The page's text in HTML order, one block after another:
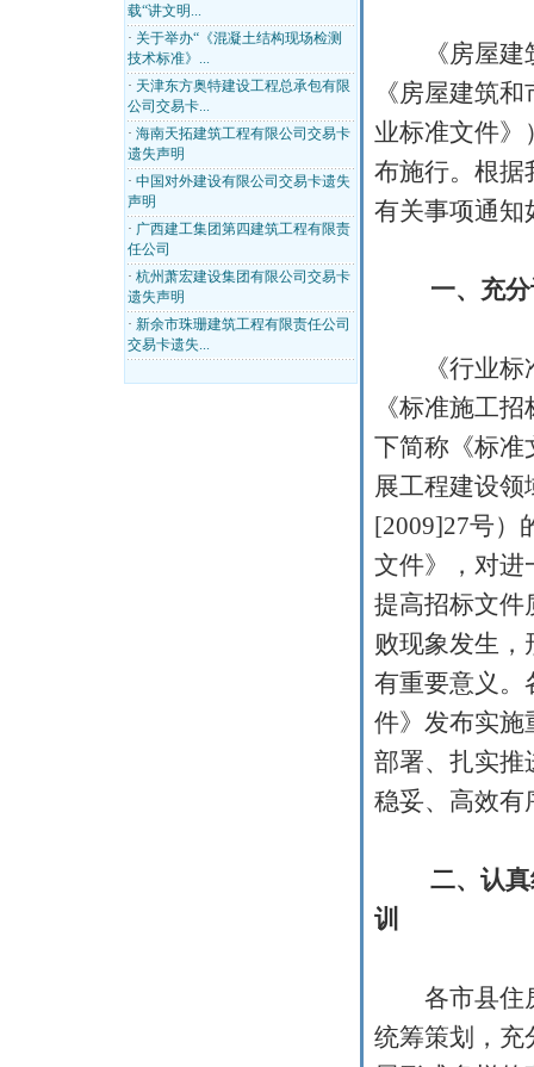
载“讲文明...
· 关于举办“《混凝土结构现场检测
技术标准》...
· 天津东方奥特建设工程总承包有限
公司交易卡...
· 海南天拓建筑工程有限公司交易卡
遗失声明
· 中国对外建设有限公司交易卡遗失
声明
· 广西建工集团第四建筑工程有限责
任公司
· 杭州萧宏建设集团有限公司交易卡
遗失声明
· 新余市珠珊建筑工程有限责任公司
交易卡遗失...
《房屋建筑
《房屋建筑
业标准文件
布施行。根据
有关事项通知
一、充分
《行业标准
《标准施工
下简称《标准
展工程建设
[2009]27号）
文件》，对进
提高招标文件
败现象发生
有重要意义。
件》发布实施
部署、扎实推
稳妥、高效有
二、认真
训
各市县住房
统筹策划，充